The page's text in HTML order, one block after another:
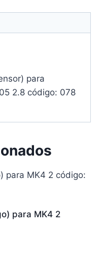
para
2.8 código: 078
para MK4 2